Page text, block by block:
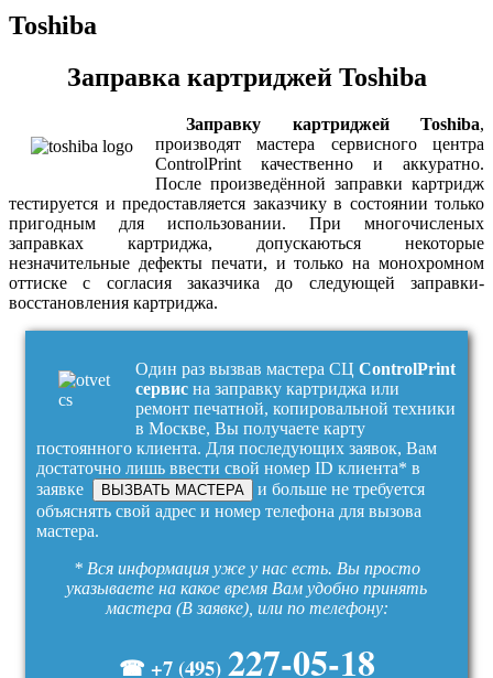
Toshiba
Заправка картриджей Toshiba
Заправку картриджей Toshiba,
производят мастера сервисного центра
ControlPrint качественно и аккуратно.
После произведённой заправки картридж
тестируется и предоставляется заказчику в состоянии только
пригодным для использовании. При многочисленых
заправках картриджа, допускаються некоторые
незначительные дефекты печати, и только на монохромном
оттиске с согласия заказчика до следующей заправки-
восстановления картриджа.
Один раз вызвав мастера СЦ ControlPrint
сервис на заправку картриджа или
ремонт печатной, копировальной техники
в Москве, Вы получаете карту
постоянного клиента. Для последующих заявок, Вам
достаточно лишь ввести свой номер ID клиента* в
заявке
ВЫЗВАТЬ МАСТЕРА
и больше не требуется
объяснять свой адрес и номер телефона для вызова
мастера.
* Вся информация уже у нас есть. Вы просто
указываете на какое время Вам удобно принять
мастера (В заявке), или по телефону:
☎ +7 (495) 227-05-18